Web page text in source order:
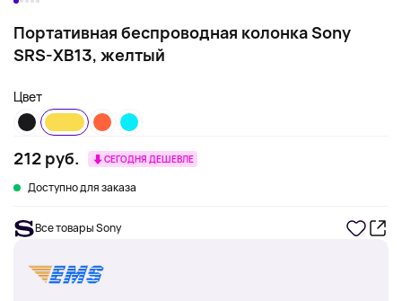
Портативная беспроводная колонка Sony
SRS-XB13, желтый
Цвет
212 руб. СЕГОДНЯ ДЕШЕВЛЕ
Доступно для заказа
Все товары Sony